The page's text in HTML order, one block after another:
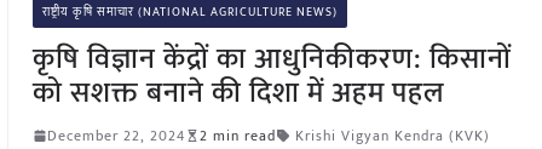
राष्ट्रीय कृषि समाचार (NATIONAL AGRICULTURE NEWS)
कृषि विज्ञान केंद्रों का आधुनिकीकरण: किसानों
को सशक्त बनाने की दिशा में अहम पहल
December 22, 2024 2 min read Krishi Vigyan Kendra (KVK)